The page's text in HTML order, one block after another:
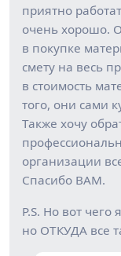
приятно
очень хорошо.
в покупке
смету на весь
в стоимость
того, они сами
Также хочу
организации
Спасибо ВАМ.
P.S. Но вот
но ОТКУДА все